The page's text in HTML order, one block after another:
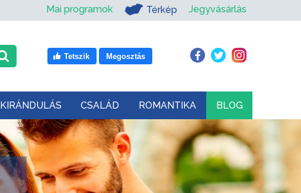
Mai programok Térkép Jegyvásárlás
Tetszik Megosztás
KIRÁNDULÁS CSALÁD ROMANTIKA BLOG